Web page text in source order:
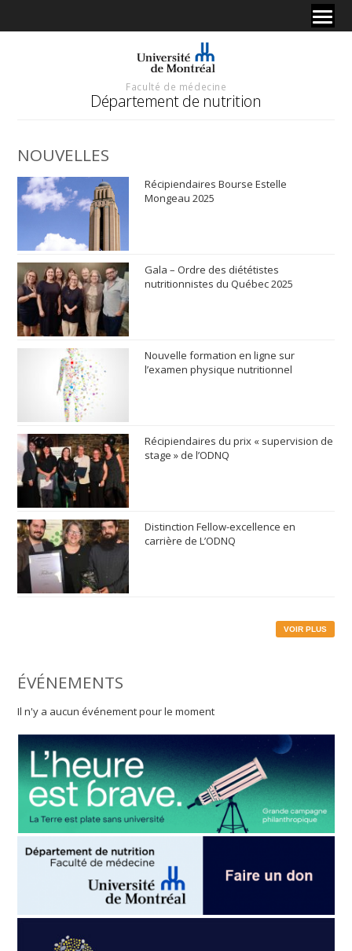
Faculté de médecine
Département de nutrition
NOUVELLES
Récipiendaires Bourse Estelle
Mongeau 2025
Gala – Ordre des diététistes
nutritionnistes du Québec 2025
Nouvelle formation en ligne sur
l’examen physique nutritionnel
Récipiendaires du prix « supervision de
stage » de l’ODNQ
Distinction Fellow-excellence en
carrière de L’ODNQ
VOIR PLUS
ÉVÉNEMENTS
Il n'y a aucun événement pour le moment